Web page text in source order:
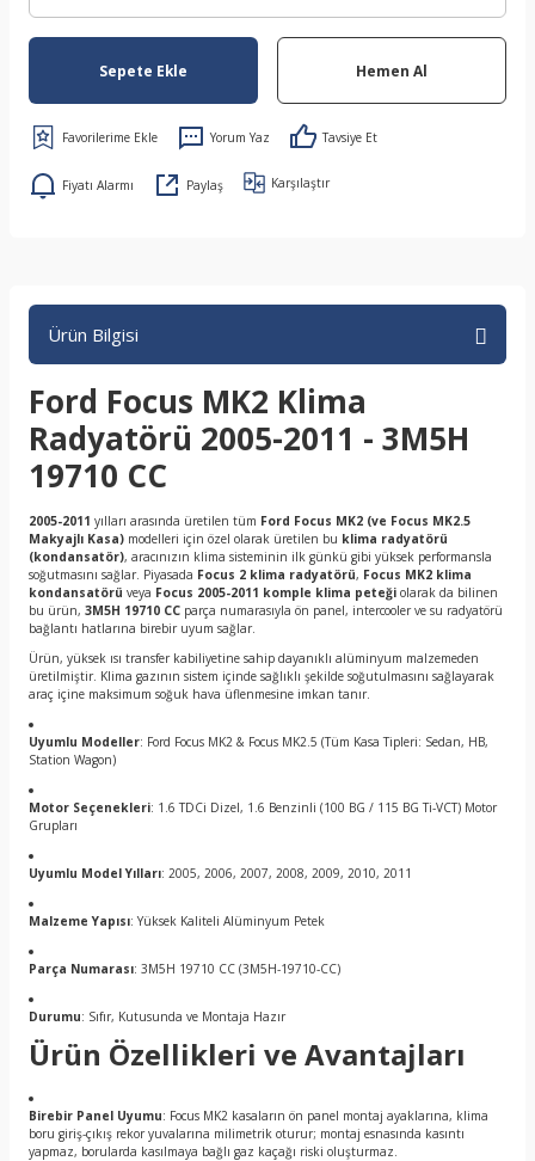
Sepete Ekle Hemen Al
Yorum Yaz Tavsiye Et
Fiyatı Alarmı Paylaş Karşılaştır
Ürün Bilgisi
Ford Focus MK2 Klima
Radyatörü 2005-2011 - 3M5H
19710 CC
2005-2011 yılları arasında üretilen tüm Ford Focus MK2 (ve Focus MK2.5
Makyajlı Kasa) modelleri için özel olarak üretilen bu klima radyatörü
(kondansatör), aracınızın klima sisteminin ilk günkü gibi yüksek performansla
soğutmasını sağlar. Piyasada Focus 2 klima radyatörü, Focus MK2 klima
kondansatörü veya Focus 2005-2011 komple klima peteği olarak da bilinen
bu ürün, 3M5H 19710 CC parça numarasıyla ön panel, intercooler ve su radyatörü
bağlantı hatlarına birebir uyum sağlar.
Ürün, yüksek ısı transfer kabiliyetine sahip dayanıklı alüminyum malzemeden
üretilmiştir. Klima gazının sistem içinde sağlıklı şekilde soğutulmasını sağlayarak
araç içine maksimum soğuk hava üflenmesine imkan tanır.
Uyumlu Modeller: Ford Focus MK2 & Focus MK2.5 (Tüm Kasa Tipleri: Sedan, HB,
Station Wagon)
Motor Seçenekleri: 1.6 TDCi Dizel, 1.6 Benzinli (100 BG / 115 BG Ti-VCT) Motor
Grupları
Uyumlu Model Yılları: 2005, 2006, 2007, 2008, 2009, 2010, 2011
Malzeme Yapısı: Yüksek Kaliteli Alüminyum Petek
Parça Numarası: 3M5H 19710 CC (3M5H-19710-CC)
Durumu: Sıfır, Kutusunda ve Montaja Hazır
Ürün Özellikleri ve Avantajları
Birebir Panel Uyumu: Focus MK2 kasaların ön panel montaj ayaklarına, klima
boru giriş-çıkış rekor yuvalarına milimetrik oturur; montaj esnasında kasıntı
yapmaz, borularda kasılmaya bağlı gaz kaçağı riski oluşturmaz.